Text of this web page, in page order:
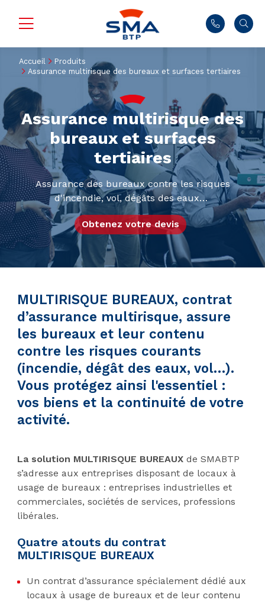
Accueil
Produits
Assurance multirisque des bureaux et surfaces tertiaires
Assurance multirisque des
bureaux et surfaces
tertiaires
Assurance des bureaux contre les risques
d'incendie, vol, dégâts des eaux…
Obtenez votre devis
MULTIRISQUE BUREAUX, contrat
d’assurance multirisque, assure
les bureaux et leur contenu
contre les risques courants
(incendie, dégât des eaux, vol…).
Vous protégez ainsi l'essentiel :
vos biens et la continuité de votre
activité.
La solution MULTIRISQUE BUREAUXde SMABTP
s’adresse aux entreprises disposant de locaux à
usage de bureaux : entreprises industrielles et
commerciales, sociétés de services, professions
libérales.
Quatre atouts du contrat
MULTIRISQUE BUREAUX
Un contrat d’assurance spécialement dédié aux
locaux à usage de bureaux et de leur contenu